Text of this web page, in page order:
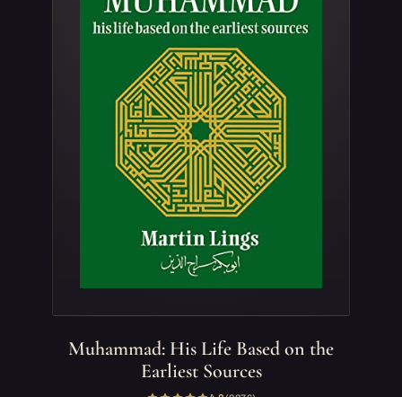
Muhammad: His Life Based on the
Earliest Sources